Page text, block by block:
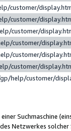
customer/
customer/
customer/
customer/
customer/
customer/
help/customer/
Suchmaschine
Netzwerkes solcher